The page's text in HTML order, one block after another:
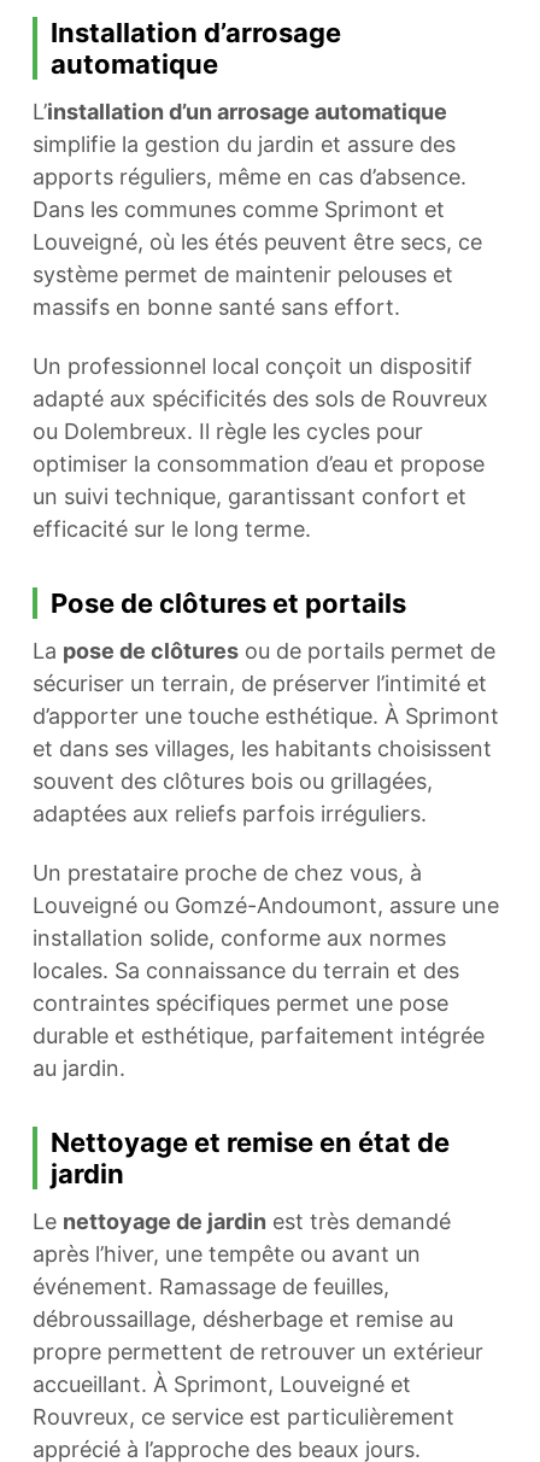
Installation d’arrosage
automatique
L’installation d’un arrosage automatique
simplifie la gestion du jardin et assure des
apports réguliers, même en cas d’absence.
Dans les communes comme Sprimont et
Louveigné, où les étés peuvent être secs, ce
système permet de maintenir pelouses et
massifs en bonne santé sans effort.
Un professionnel local conçoit un dispositif
adapté aux spécificités des sols de Rouvreux
ou Dolembreux. Il règle les cycles pour
optimiser la consommation d’eau et propose
un suivi technique, garantissant confort et
efficacité sur le long terme.
Pose de clôtures et portails
La pose de clôturesou de portails permet de
sécuriser un terrain, de préserver l’intimité et
d’apporter une touche esthétique. À Sprimont
et dans ses villages, les habitants choisissent
souvent des clôtures bois ou grillagées,
adaptées aux reliefs parfois irréguliers.
Un prestataire proche de chez vous, à
Louveigné ou Gomzé-Andoumont, assure une
installation solide, conforme aux normes
locales. Sa connaissance du terrain et des
contraintes spécifiques permet une pose
durable et esthétique, parfaitement intégrée
au jardin.
Nettoyage et remise en état de
jardin
Le nettoyage de jardin est très demandé
après l’hiver, une tempête ou avant un
événement. Ramassage de feuilles,
débroussaillage, désherbage et remise au
propre permettent de retrouver un extérieur
accueillant. À Sprimont, Louveigné et
Rouvreux, ce service est particulièrement
apprécié à l’approche des beaux jours.